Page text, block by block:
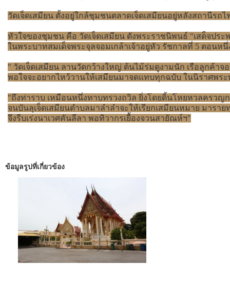
วัดเจ็ดเสมียน ตั้งอยู่ใกล้ชุมชนตลาดเจ็ดเสมียนอยู่หลังสถานีร
หัวใจของชุมชน คือ วัดเจ็ดเสมียน ดังพระราชนิพนธ์ "เสด็จประ
ในพระบาทสมเด็จพระจุลจอมเกล้าเจ้าอยู่หัว รัชกาลที่ 5 ตอนหนึ่
" วัดเจ็ดเสมียน ลานวัดกว้างใหญ่ ต้นไม้ร่มดูงามนัก เรือลูกค้า
พอใจจะอยากไหว้วานให้เสมียนมาจดแทบทุกฉบับ ในนิราศพร
"ถึงท่าราบ เหมือนหนึ่งทาบทรวงถวิล ยิ่งโดยดิ้นโหยหวลครวญ
จนบันลุเจ็ดเสมียนตำบลมาลำลำจะให้เรียกเสมียนหมาย มารา
จึงรีบเร่งนาเวศคันลีลา พอทิวากรเยื้องจวนสายัณห์ฯ"
ข้อมูลรูปที่เกี่ยวข้อง